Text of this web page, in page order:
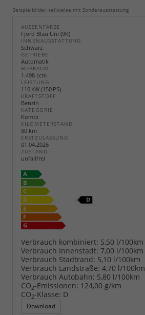
Beispielbilder, teilweise mit Sonderausstattung
AUSSENFARBE
Fjord Blau Uni (9K)
INNENAUSSTATTUNG
Schwarz
GETRIEBE
Automatik
HUBRAUM
1.498 ccm
LEISTUNG
110 kW (150 PS)
KRAFTSTOFF
Benzin
KATEGORIE
Kombi
KILOMETERSTAND
80 km
ERSTZULASSUNG
01.04.2026
ZUSTAND
unfallfrei
Verbrauch kombiniert: 5,50 l/100km
Verbrauch Innenstadt: 7,00 l/100km
Verbrauch Stadtrand: 5,10 l/100km
Verbrauch Landstraße: 4,70 l/100km
Verbrauch Autobahn: 5,80 l/100km
CO2-Emissionen: 124,00 g/km
CO2-Klasse: D
Download